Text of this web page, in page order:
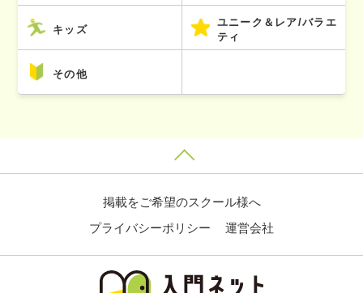
キッズ
ユニーク＆レア/バラエ
ティ
その他
掲載をご希望のスクール様へ
プライバシーポリシー
運営会社